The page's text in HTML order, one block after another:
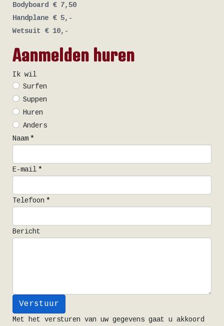
Bodyboard € 7,50
Handplane € 5,-
Wetsuit € 10,-
Aanmelden huren
Ik wil
Surfen
Suppen
Huren
Anders
Naam *
E-mail *
Telefoon *
Bericht
Verstuur
Met het versturen van uw gegevens gaat u akkoord